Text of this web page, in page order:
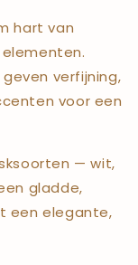
hart van
verfijning,
voor een
— wit,
gladde,
een elegante,